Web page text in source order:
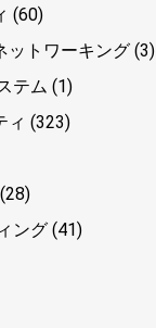
(60)
ットワーキング (3)
テム (1)
ィ (323)
ング (41)